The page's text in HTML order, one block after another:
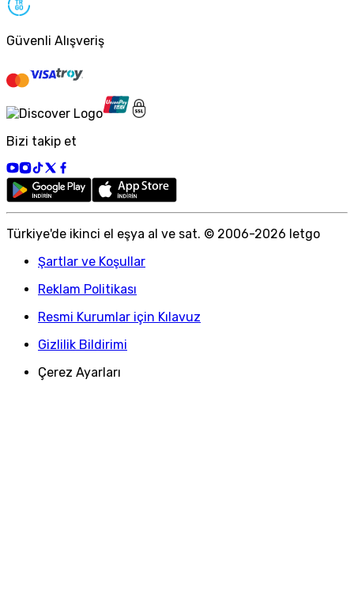
Güvenli Alışveriş
Bizi takip et
Türkiye'de ikinci el eşya al ve sat. © 2006-2026 letgo
Şartlar ve Koşullar
Reklam Politikası
Resmi Kurumlar için Kılavuz
Gizlilik Bildirimi
Çerez Ayarları